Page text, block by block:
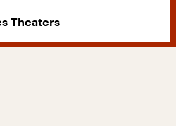
Theaters